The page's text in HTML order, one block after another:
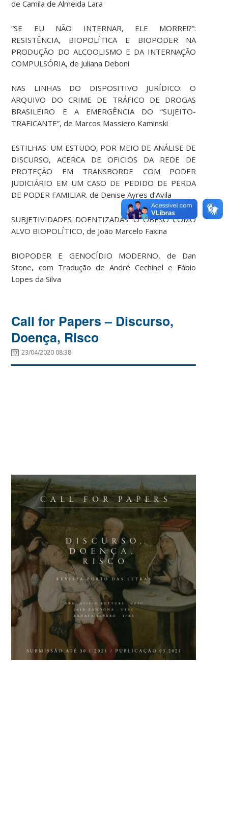
de Camila de Almeida Lara
“SE EU NÃO INTERNAR, ELE MORRE!?”:
RESISTÊNCIA, BIOPOLÍTICA E BIOPODER NA
PRODUÇÃO DO ALCOOLISMO E DA INTERNAÇÃO
COMPULSÓRIA, de Juliana Deboni
NAS LINHAS DO DISPOSITIVO JURÍDICO: O
ARQUIVO DO CRIME DE TRÁFICO DE DROGAS
BRASILEIRO E A EMERGÊNCIA DO “SUJEITO-
TRAFICANTE”, de Marcos Massiero Kaminski
ESTILHAS: UM ESTUDO, POR MEIO DE ANÁLISE DE
DISCURSO, ACERCA DE OFICIOS DA REDE DE
PROTEÇÃO EM TRANSBORDE COM PODER
JUDICIÁRIO EM UM CASO DE PEDIDO DE PERDA
DE PODER FAMILIAR. de Denise Ayres d’Avila
SUBJETIVIDADES DOENTIZADAS: O OBESO COMO
ALVO BIOPOLÍTICO, de João Marcelo Faxina
BIOPODER E GENOCÍDIO MODERNO, de Dan
Stone, com Tradução de André Cechinel e Fábio
Lopes da Silva
Call for Papers – Discurso,
Doença, Risco
23/04/2020 08:38